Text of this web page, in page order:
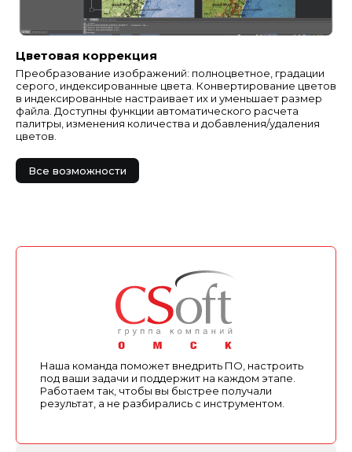
Цветовая коррекция
Преобразование изображений: полноцветное, градации
серого, индексированные цвета. Конвертирование цветов
в индексированные настраивает их и уменьшает размер
файла. Доступны функции автоматического расчета
палитры, изменения количества и добавления/удаления
цветов.
Все возможности
Наша команда поможет внедрить ПО, настроить
под ваши задачи и поддержит на каждом этапе.
Работаем так, чтобы вы быстрее получали
результат, а не разбирались с инструментом.